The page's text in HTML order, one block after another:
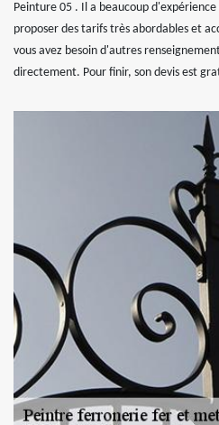
Peinture 05 . Il a beaucoup
proposer des tarifs très abordables et
vous avez besoin d'autres
directement. Pour finir, son devis est